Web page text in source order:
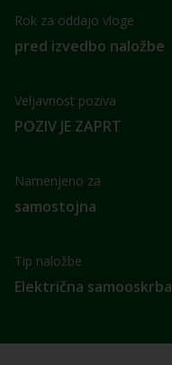
Rok za oddajo vloge
pred izvedbo naložbe
Veljavnost poziva
POZIV JE ZAPRT
Namenjeno za
samostojna
Tip naložbe
Električna samooskrba